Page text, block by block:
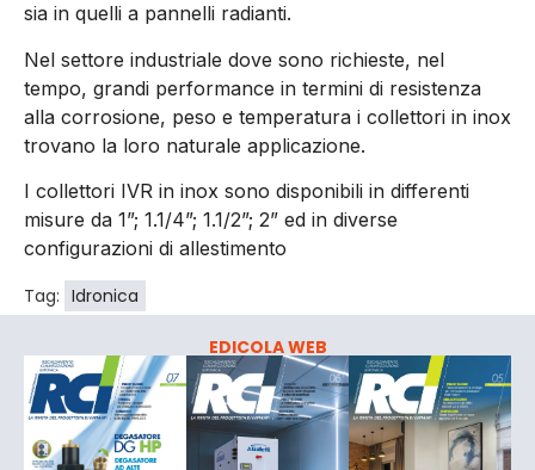
sia in quelli a pannelli radianti.
Nel settore industriale dove sono richieste, nel
tempo, grandi performance in termini di resistenza
alla corrosione, peso e temperatura i collettori in inox
trovano la loro naturale applicazione.
I collettori IVR in inox sono disponibili in differenti
misure da 1”; 1.1/4”; 1.1/2”; 2” ed in diverse
configurazioni di allestimento
Tag: Idronica
EDICOLA WEB